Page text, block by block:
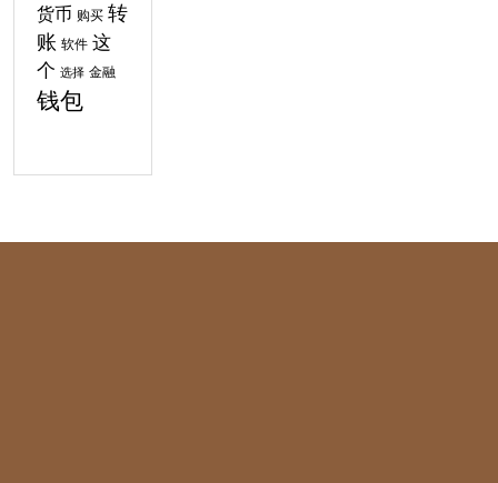
货币 购买 转
账 软件 这
个 选择 金融
钱包